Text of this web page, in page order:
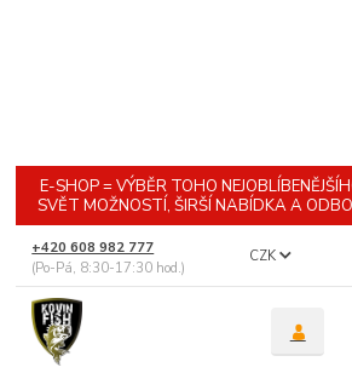
E-SHOP = VÝBĚR TOHO
SVĚT MOŽNOSTÍ, ŠIRŠÍ NABÍDKA A
CZK
+420 608 982 777
(Po-Pá, 8:30-17:30 hod.)